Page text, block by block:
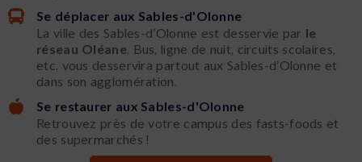
Se déplacer aux Sables-d'Olonne
La ville des Sables-d’Olonne est desservie par le
réseau Oléane. Bus, ligne de nuit, circuits scolaires,
etc. vous desservira partout aux Sables-d’Olonne et
dans son agglomération.
Se restaurer aux Sables-d'Olonne
Retrouvez près de votre campus des fasts-foods et
des supermarchés !